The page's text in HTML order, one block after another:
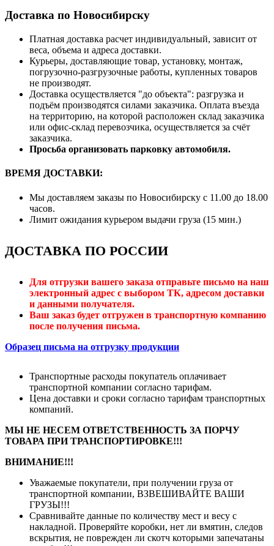
Доставка по Новосибирску
Платная доставка расчет индивидуальный, зависит от
веса, объема и адреса доставки.
Курьеры, доставляющие товар, установку, монтаж,
погрузочно-разгрузочные работы, купленных товаров
не производят.
Доставка осуществляется "до объекта": разгрузка и
подъём производятся силами заказчика. Оплата въезда
на территорию, на которой расположен склад заказчика
или офис-склад перевозчика, осуществляется за счёт
заказчика.
Просьба организовать парковку автомобиля.
ВРЕМЯ ДОСТАВКИ:
Мы доставляем заказы по Новосибирску с 11.00 до 18.00
часов.
Лимит ожидания курьером выдачи груза (15 мин.)
ДОСТАВКА ПО РОССИИ
Для отгрузки вашего заказа отправьте письмо на наш
электронный адрес с выбором ТК, адресом доставки
и данными получателя.
Ваш заказ будет отгружен в транспортную компанию
после получения письма.
Образец письма на отгрузку продукции
Транспортные расходы покупатель оплачивает
транспортной компании согласно тарифам.
Цена доставки и сроки согласно тарифам транспортных
компаний.
МЫ НЕ НЕСЕМ ОТВЕТСТВЕННОСТЬ ЗА ПОРЧУ
ТОВАРА ПРИ ТРАНСПОРТИРОВКЕ!!!
ВНИМАНИЕ!!!
Уважаемые покупатели, при получении груза от
транспортной компании, ВЗВЕШИВАЙТЕ ВАШИ
ГРУЗЫ!!!
Сравнивайте данные по количеству мест и весу с
накладной. Проверяйте коробки, нет ли вмятин, следов
вскрытия, не поврежден ли скотч которыми запечатаны